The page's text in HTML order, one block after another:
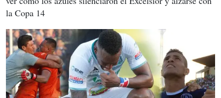
la Copa 14